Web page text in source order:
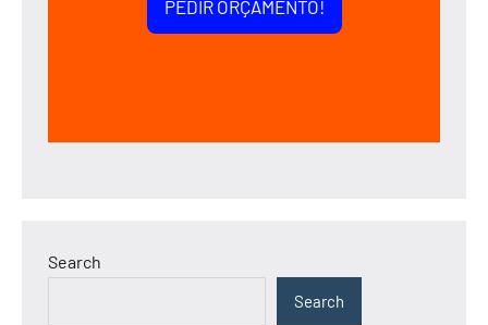
PEDIR ORÇAMENTO!
Search
Search